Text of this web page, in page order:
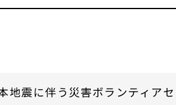
地震に伴う災害ボランティア